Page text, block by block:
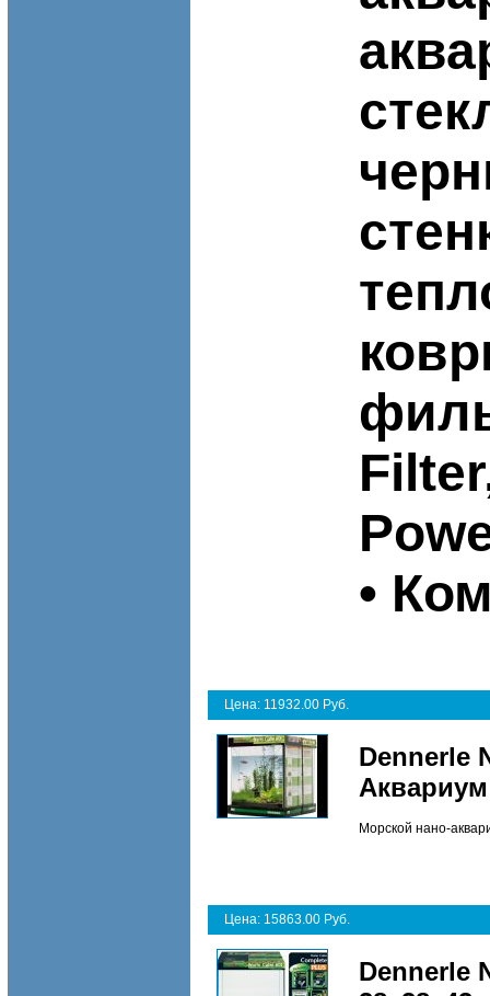
•
Цена: 11932.00 Руб.
Dennerle
Морской нано-
Цена: 15863.00 Руб.
Dennerle